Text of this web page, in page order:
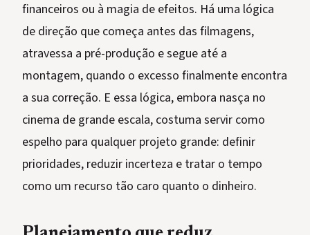
financeiros ou à magia de efeitos. Há uma lógica
de direção que começa antes das filmagens,
atravessa a pré-produção e segue até a
montagem, quando o excesso finalmente encontra
a sua correção. E essa lógica, embora nasça no
cinema de grande escala, costuma servir como
espelho para qualquer projeto grande: definir
prioridades, reduzir incerteza e tratar o tempo
como um recurso tão caro quanto o dinheiro.